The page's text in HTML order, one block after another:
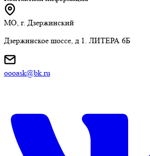
МО, г. Дзержинский
Дзержинское шоссе, д 1. ЛИТЕРА 6Б
oooask@bk.ru